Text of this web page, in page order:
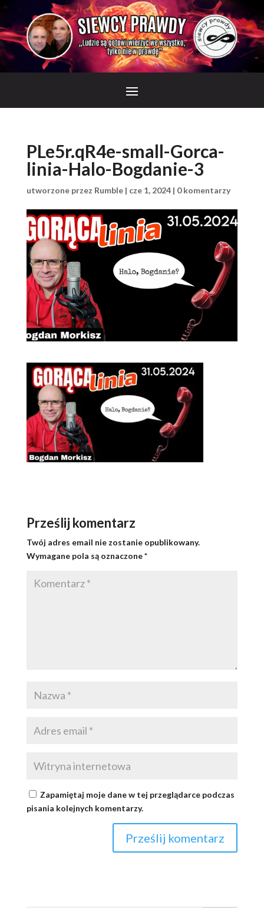
PLe5r.qR4e-small-Gorca-
linia-Halo-Bogdanie-3
utworzone przez Rumble| cze 1, 2024| 0 komentarzy
Prześlij komentarz
Twój adres email nie zostanie opublikowany.
Wymagane pola są oznaczone*
Zapamiętaj moje dane w tej przeglądarce podczas
pisania kolejnych komentarzy.